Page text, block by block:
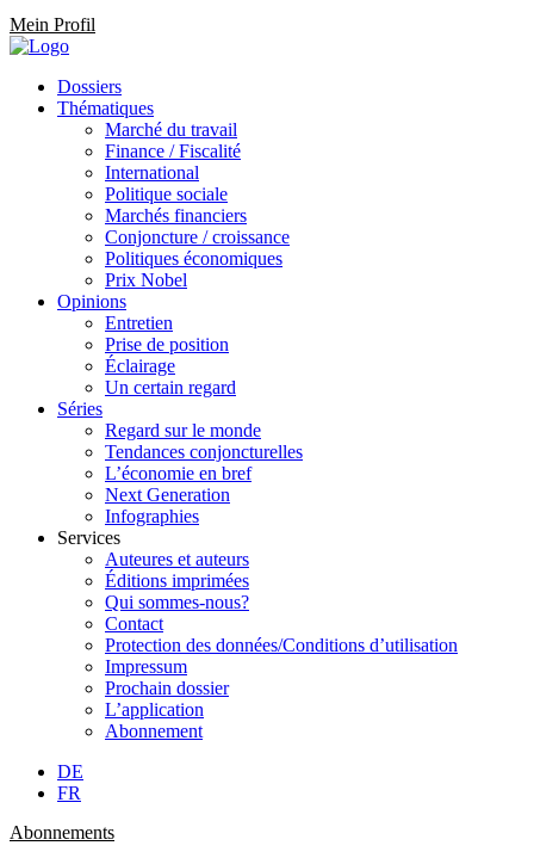
Mein Profil
Dossiers
Thématiques
Marché du travail
Finance / Fiscalité
International
Politique sociale
Marchés financiers
Conjoncture / croissance
Politiques économiques
Prix Nobel
Opinions
Entretien
Prise de position
Éclairage
Un certain regard
Séries
Regard sur le monde
Tendances conjoncturelles
L’économie en bref
Next Generation
Infographies
Services
Auteures et auteurs
Éditions imprimées
Qui sommes-nous?
Contact
Protection des données/Conditions d’utilisation
Impressum
Prochain dossier
L’application
Abonnement
DE
FR
Abonnements